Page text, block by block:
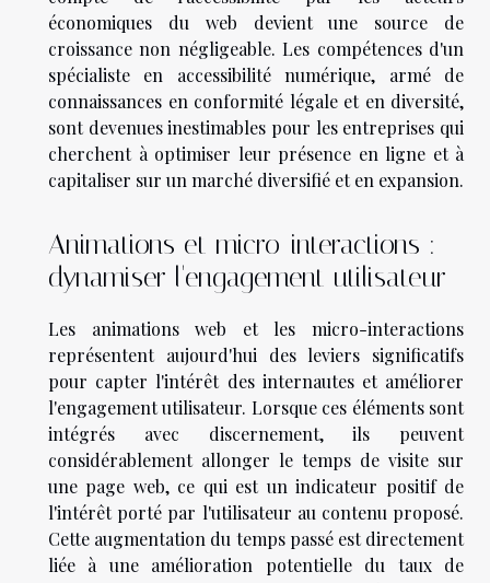
économiques du web devient une source de
croissance non négligeable. Les compétences d'un
spécialiste en accessibilité numérique, armé de
connaissances en conformité légale et en diversité,
sont devenues inestimables pour les entreprises qui
cherchent à optimiser leur présence en ligne et à
capitaliser sur un marché diversifié et en expansion.
Animations et micro-interactions :
dynamiser l'engagement utilisateur
Les animations web et les micro-interactions
représentent aujourd'hui des leviers significatifs
pour capter l'intérêt des internautes et améliorer
l'engagement utilisateur. Lorsque ces éléments sont
intégrés avec discernement, ils peuvent
considérablement allonger le temps de visite sur
une page web, ce qui est un indicateur positif de
l'intérêt porté par l'utilisateur au contenu proposé.
Cette augmentation du temps passé est directement
liée à une amélioration potentielle du taux de